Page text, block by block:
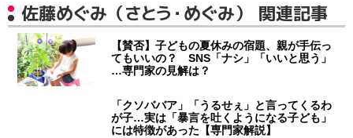
佐藤めぐみ（さとう・めぐみ） 関連記事
【賛否】子どもの夏休みの宿題、親が手伝っ
てもいいの？ SNS「ナシ」「いいと思う」
…専門家の見解は？
「クソババア」「うるせぇ」と言ってくるわ
が子…実は「暴言を吐くようになる子ども」
には特徴があった【専門家解説】